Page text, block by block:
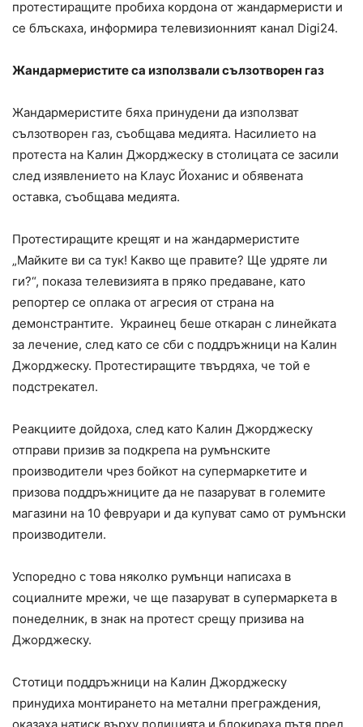
протестиращите пробиха кордона от жандармеристи и
се блъскаха, информира телевизионният канал Digi24.
Жандармеристите са използвали сълзотворен газ
Жандармеристите бяха принудени да използват
сълзотворен газ, съобщава медията. Насилието на
протеста на Калин Джорджеску в столицата се засили
след изявлението на Клаус Йоханис и обявената
оставка, съобщава медията.
Протестиращите крещят и на жандармеристите
„Майките ви са тук! Какво ще правите? Ще удряте ли
ги?“, показа телевизията в пряко предаване, като
репортер се оплака от агресия от страна на
демонстрантите. Украинец беше откаран с линейката
за лечение, след като се сби с поддръжници на Калин
Джорджеску. Протестиращите твърдяха, че той е
подстрекател.
Реакциите дойдоха, след като Калин Джорджеску
отправи призив за подкрепа на румънските
производители чрез бойкот на супермаркетите и
призова поддръжниците да не пазаруват в големите
магазини на 10 февруари и да купуват само от румънски
производители.
Успоредно с това няколко румънци написаха в
социалните мрежи, че ще пазаруват в супермаркета в
понеделник, в знак на протест срещу призива на
Джорджеску.
Стотици поддръжници на Калин Джорджеску
принудиха монтирането на метални преграждения,